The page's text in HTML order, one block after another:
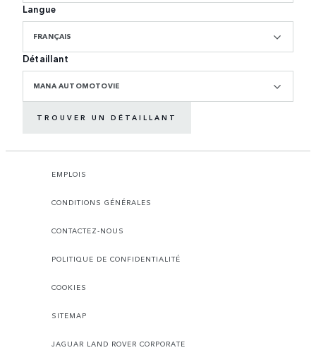
Langue
FRANÇAIS
Détaillant
MANA AUTOMOTOVIE
TROUVER UN DÉTAILLANT
EMPLOIS
CONDITIONS GÉNÉRALES
CONTACTEZ-NOUS
POLITIQUE DE CONFIDENTIALITÉ
COOKIES
SITEMAP
JAGUAR LAND ROVER CORPORATE